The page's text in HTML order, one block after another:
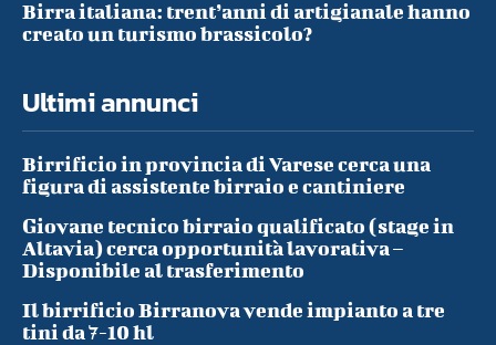
Birra italiana: trent’anni di artigianale hanno
creato un turismo brassicolo?
Ultimi annunci
Birrificio in provincia di Varese cerca una
figura di assistente birraio e cantiniere
Giovane tecnico birraio qualificato (stage in
Altavia) cerca opportunità lavorativa –
Disponibile al trasferimento
Il birrificio Birranova vende impianto a tre
tini da 7-10 hl